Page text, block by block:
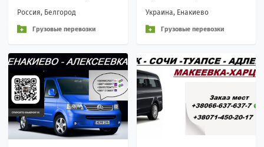
сание Белгород Енаки
ево
Россия, Белгород
Грузовые перевозки
ание Енакиево Алушта
Украина, Енакиево
Грузовые перевозки